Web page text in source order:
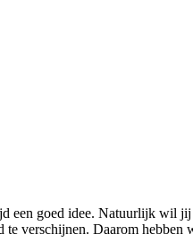
een goed idee. Natuurlijk
verschijnen. Daarom